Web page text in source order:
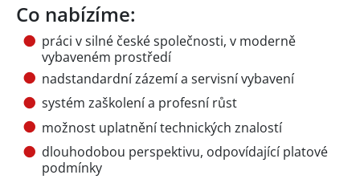
Co nabízíme:
práci v silné české společnosti, v moderně
vybaveném prostředí
nadstandardní zázemí a servisní vybavení
systém zaškolení a profesní růst
možnost uplatnění technických znalostí
dlouhodobou perspektivu, odpovídající platové
podmínky